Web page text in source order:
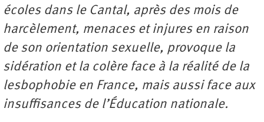
écoles dans le Cantal, après des mois de
harcèlement, menaces et injures en raison
de son orientation sexuelle, provoque la
sidération et la colère face à la réalité de la
lesbophobie en France, mais aussi face aux
insuffisances de l’Éducation nationale.